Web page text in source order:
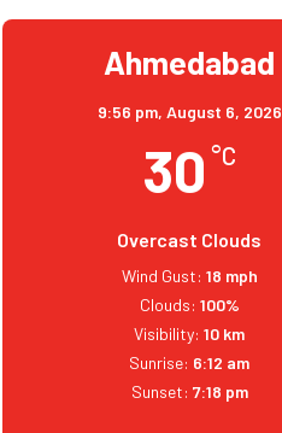
Ahmedabad
9:56 pm, August 6, 2026
30 °C
Overcast Clouds
Wind Gust: 18 mph
Clouds: 100%
Visibility: 10 km
Sunrise: 6:12 am
Sunset: 7:18 pm